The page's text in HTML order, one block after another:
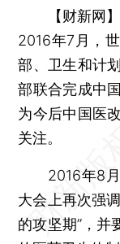
【财新网
2016年7月，
部、卫生和计
部联合完成中
为今后中国医
关注。
2016年8月
大会上再次强
的攻坚期”，并